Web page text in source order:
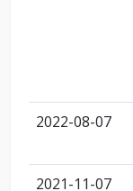
2022-08-07
2021-11-07